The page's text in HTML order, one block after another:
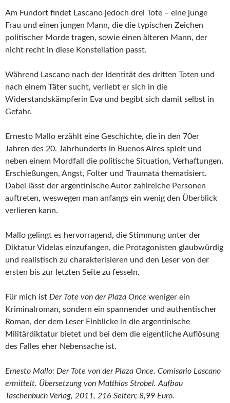
Am Fundort findet Lascano jedoch drei Tote – eine junge
Frau und einen jungen Mann, die die typischen Zeichen
politischer Morde tragen, sowie einen älteren Mann, der
nicht recht in diese Konstellation passt.
Während Lascano nach der Identität des dritten Toten und
nach einem Täter sucht, verliebt er sich in die
Widerstandskämpferin Eva und begibt sich damit selbst in
Gefahr.
Ernesto Mallo erzählt eine Geschichte, die in den 70er
Jahren des 20. Jahrhunderts in Buenos Aires spielt und
neben einem Mordfall die politische Situation, Verhaftungen,
Erschießungen, Angst, Folter und Traumata thematisiert.
Dabei lässt der argentinische Autor zahlreiche Personen
auftreten, weswegen man anfangs ein wenig den Überblick
verlieren kann.
Mallo gelingt es hervorragend, die Stimmung unter der
Diktatur Videlas einzufangen, die Protagonisten glaubwürdig
und realistisch zu charakterisieren und den Leser von der
ersten bis zur letzten Seite zu fesseln.
Für mich ist Der Tote von der Plaza Once weniger ein
Kriminalroman, sondern ein spannender und authentischer
Roman, der dem Leser Einblicke in die argentinische
Militärdiktatur bietet und bei dem die eigentliche Auflösung
des Falles eher Nebensache ist.
Ernesto Mallo: Der Tote von der Plaza Once. Comisario Lascano
ermittelt. Übersetzung von Matthias Strobel. Aufbau
Taschenbuch Verlag, 2011, 216 Seiten; 8,99 Euro.